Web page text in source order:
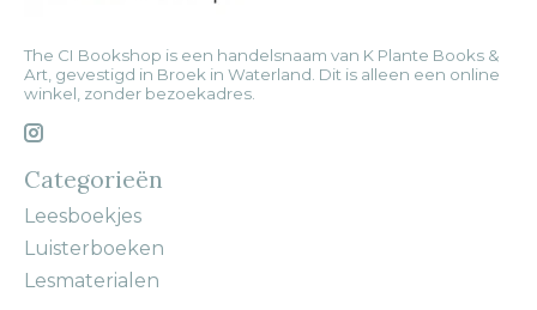
The CI Bookshop is een handelsnaam van K Plante Books &
Art, gevestigd in Broek in Waterland. Dit is alleen een online
winkel, zonder bezoekadres.
Categorieën
Leesboekjes
Luisterboeken
Lesmaterialen